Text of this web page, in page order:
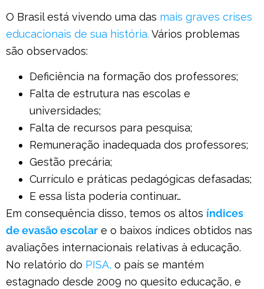
O Brasil está vivendo uma das mais graves crises
educacionais de sua história. Vários problemas
são observados:
Deficiência na formação dos professores;
Falta de estrutura nas escolas e
universidades;
Falta de recursos para pesquisa;
Remuneração inadequada dos professores;
Gestão precária;
Currículo e práticas pedagógicas defasadas;
E essa lista poderia continuar…
Em consequência disso, temos os altos índices
de evasão escolar e o baixos índices obtidos nas
avaliações internacionais relativas à educação.
No relatório do PISA, o país se mantém
estagnado desde 2009 no quesito educação, e